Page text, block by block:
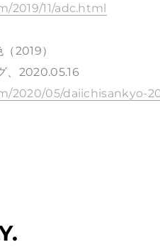
2019/11/adc.html
2019）
、2020.05.16
2020/05/daiichisankyo-